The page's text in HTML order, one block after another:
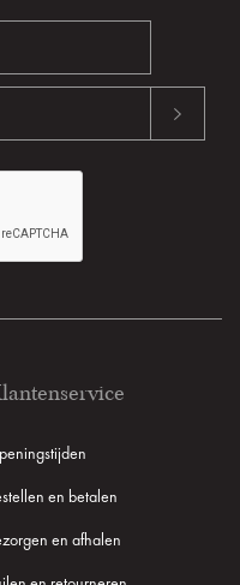
en betalen
en afhalen